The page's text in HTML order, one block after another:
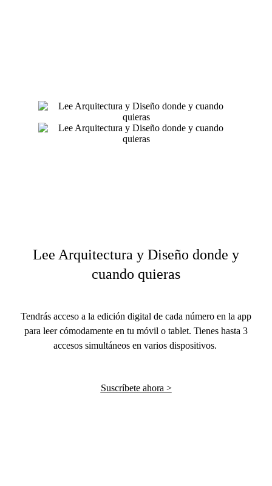
Lee Arquitectura y Diseño donde y
cuando quieras
Tendrás acceso a la edición digital de cada número en la app
para leer cómodamente en tu móvil o tablet. Tienes hasta 3
accesos simultáneos en varios dispositivos.
Suscríbete ahora >